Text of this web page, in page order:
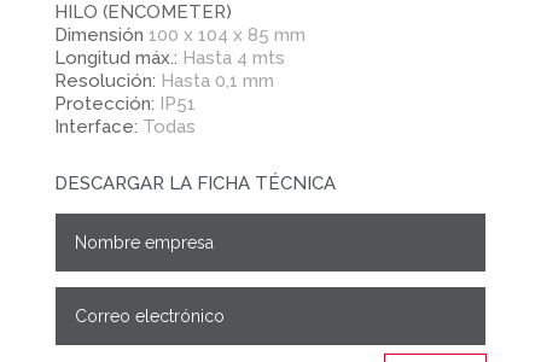
HILO (ENCOMETER)
Dimensión 100 x 104 x 85 mm
Longitud máx.: Hasta 4 mts
Resolución: Hasta 0,1 mm
Protección: IP51
Interface: Todas
DESCARGAR LA FICHA TÉCNICA